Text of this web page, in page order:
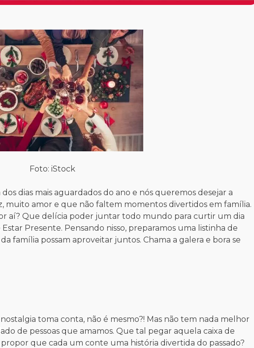
Foto: iStock
dias mais aguardados do ano e nós queremos desejar a
muito amor e que não faltem momentos divertidos em família.
aí? Que delícia poder juntar todo mundo para curtir um dia
Presente. Pensando nisso, preparamos uma listinha de
família possam aproveitar juntos. Chama a galera e bora se
toma conta, não é mesmo?! Mas não tem nada melhor
de pessoas que amamos. Que tal pegar aquela caixa de
que cada um conte uma história divertida do passado?